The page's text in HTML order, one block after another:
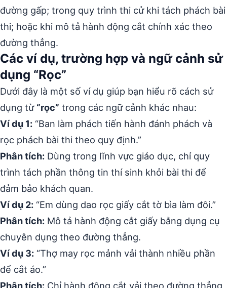
đường gấp; trong quy trình thi cử khi tách phách bài
thi; hoặc khi mô tả hành động cắt chính xác theo
đường thẳng.
Các ví dụ, trường hợp và ngữ cảnh sử
dụng “Rọc”
Dưới đây là một số ví dụ giúp bạn hiểu rõ cách sử
dụng từ “rọc” trong các ngữ cảnh khác nhau:
Ví dụ 1: “Ban làm phách tiến hành đánh phách và
rọc phách bài thi theo quy định.”
Phân tích: Dùng trong lĩnh vực giáo dục, chỉ quy
trình tách phần thông tin thí sinh khỏi bài thi để
đảm bảo khách quan.
Ví dụ 2: “Em dùng dao rọc giấy cắt tờ bìa làm đôi.”
Phân tích: Mô tả hành động cắt giấy bằng dụng cụ
chuyên dụng theo đường thẳng.
Ví dụ 3: “Thợ may rọc mảnh vải thành nhiều phần
để cắt áo.”
Phân tích: Chỉ hành động cắt vải theo đường thẳng